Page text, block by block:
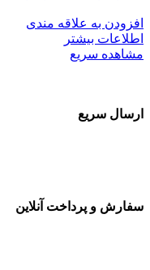
افزودن به علاقه مندی
اطلاعات بیشتر
مشاهده سریع
ارسال سریع
سفارش و پرداخت آنلاین